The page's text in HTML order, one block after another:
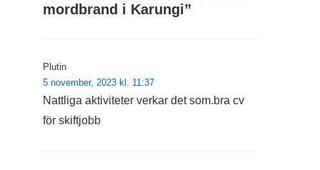
mordbrand i Karungi”
Plutin
5 november, 2023 kl. 11:37
Nattliga aktiviteter verkar det som.bra cv
för skiftjobb